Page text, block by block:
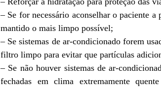
– Se for necessário aconselhar o paciente
mantido o mais limpo possível;
– Se sistemas de ar-condicionado forem
filtro limpo para evitar que partículas
– Se não houver sistemas de ar-
fechadas em clima extremamente